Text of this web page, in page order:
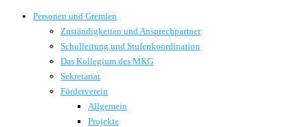
Personen und Gremien
Zuständigkeiten und Ansprechpartner
Schulleitung und Stufenkoordination
Das Kollegium des MKG
Sekretariat
Förderverein
Allgemein
Projekte